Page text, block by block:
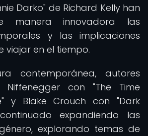
Darko" de Richard Kelly han
manera innovadora las
y las implicaciones
viajar en el tiempo.
contemporánea, autores
Niffenegger con "The Time
y Blake Crouch con "Dark
expandiendo las
explorando temas de